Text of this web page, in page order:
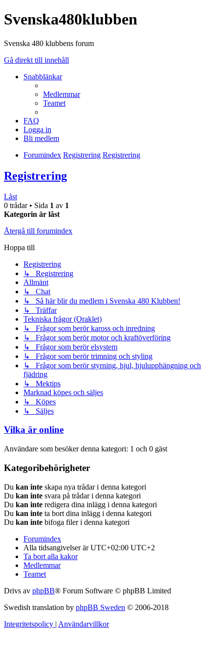
Svenska480klubben
Svenska 480 klubbens forum
Gå direkt till innehåll
Snabblänkar
Medlemmar
Teamet
FAQ
Logga in
Bli medlem
Forumindex Registrering Registrering
Registrering
Låst
0 trådar • Sida 1 av 1
Kategorin är låst
Återgå till forumindex
Hoppa till
Registrering
↳ Registrering
Allmänt
↳ Chat
↳ Så här blir du medlem i Svenska 480 Klubben!
↳ Träffar
Tekniska frågor (Oraklet)
↳ Frågor som berör kaross och inredning
↳ Frågor som berör motor och kraftöverföring
↳ Frågor som berör elsystem
↳ Frågor som berör trimning och styling
↳ Frågor som berör styrning, hjul, hjulupphängning och
fjädring
↳ Mektips
Marknad köpes och säljes
↳ Köpes
↳ Säljes
Vilka är online
Användare som besöker denna kategori: 1 och 0 gäst
Kategoribehörigheter
Du kan inte skapa nya trådar i denna kategori
Du kan inte svara på trådar i denna kategori
Du kan inte redigera dina inlägg i denna kategori
Du kan inte ta bort dina inlägg i denna kategori
Du kan inte bifoga filer i denna kategori
Forumindex
Alla tidsangivelser är UTC+02:00 UTC+2
Ta bort alla kakor
Medlemmar
Teamet
Drivs av phpBB® Forum Software © phpBB Limited
Swedish translation by phpBB Sweden © 2006-2018
Integritetspolicy | Användarvillkor